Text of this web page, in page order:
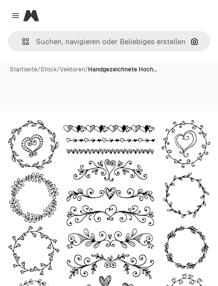
Close menu
Magnific
Nach
Startseite/Stock/Vektoren/Handgezeichnete Hoch…